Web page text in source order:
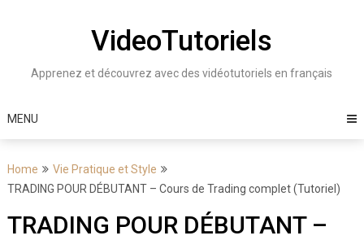
VideoTutoriels
Apprenez et découvrez avec des vidéotutoriels en français
MENU
Home
Vie Pratique et Style
TRADING POUR DÉBUTANT – Cours de Trading complet (Tutoriel)
TRADING POUR DÉBUTANT –